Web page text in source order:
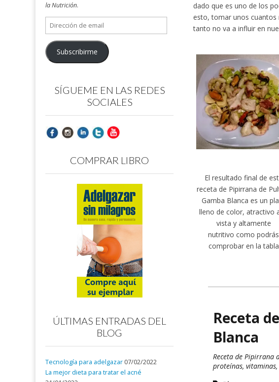
dado que es uno de los
esto, tomar unos cuantos
tanto no va a influir en
El resultado final de
receta de Pipirrana de
Gamba Blanca es un
lleno de color, atractivo
vista y altamente
nutritivo como podrás
comprobar en la tabla
Receta
Blanca
Receta de Pipirrana
proteínas,
la Nutrición.
Dirección
de
email
Subscribirme
SÍGUEME EN LAS REDES
SOCIALES
COMPRAR LIBRO
ÚLTIMAS ENTRADAS DEL
BLOG
Tecnología para adelgazar 07/02/2022
La mejor dieta para tratar el acné